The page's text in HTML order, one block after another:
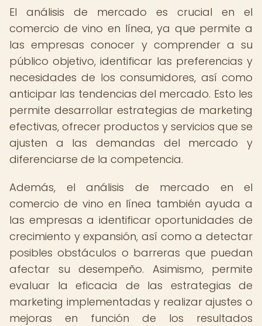
El análisis de mercado es crucial en el
comercio de vino en línea, ya que permite a
las empresas conocer y comprender a su
público objetivo, identificar las preferencias y
necesidades de los consumidores, así como
anticipar las tendencias del mercado. Esto les
permite desarrollar estrategias de marketing
efectivas, ofrecer productos y servicios que se
ajusten a las demandas del mercado y
diferenciarse de la competencia.
Además, el análisis de mercado en el
comercio de vino en línea también ayuda a
las empresas a identificar oportunidades de
crecimiento y expansión, así como a detectar
posibles obstáculos o barreras que puedan
afectar su desempeño. Asimismo, permite
evaluar la eficacia de las estrategias de
marketing implementadas y realizar ajustes o
mejoras en función de los resultados